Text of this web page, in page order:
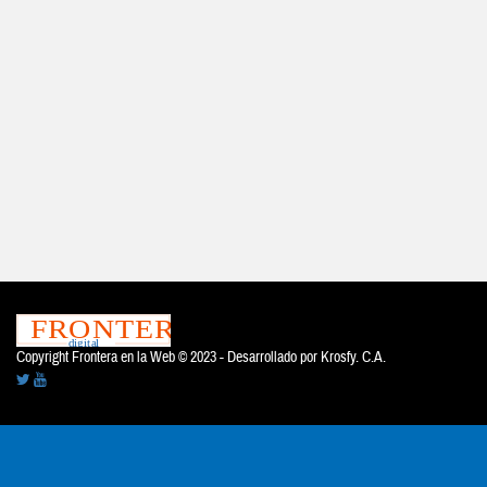
Copyright Frontera en la Web © 2023 - Desarrollado por Krosfy. C.A.